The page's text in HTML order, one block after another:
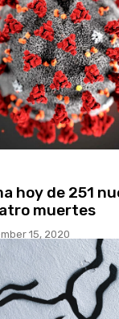
hoy de 251
muertes
15, 2020